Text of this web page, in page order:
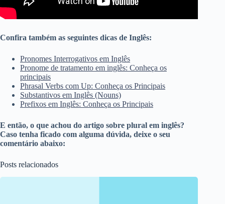
Confira também as seguintes dicas de Inglês:
Pronomes Interrogativos em Inglês
Pronome de tratamento em inglês: Conheça os
principais
Phrasal Verbs com Up: Conheça os Principais
Substantivos em Inglês (Nouns)
Prefixos em Inglês: Conheça os Principais
E então, o que achou do artigo sobre plural em inglês?
Caso tenha ficado com alguma dúvida, deixe o seu
comentário abaixo:
Posts relacionados